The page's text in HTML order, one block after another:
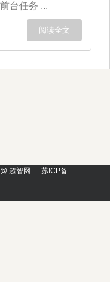
台任务 ...
阅读全文
超智网
苏ICP备